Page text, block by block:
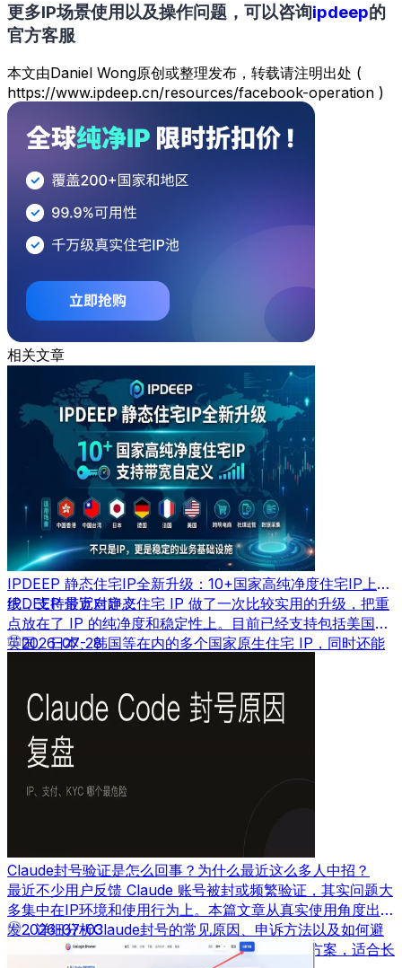
更多IP场景使用以及操作问题，可以咨询ipdeep的
官方客服
本文由Daniel Wong原创或整理发布，转载请注明出处 (
https://www.ipdeep.cn/resources/facebook-operation )
相关文章
IPDEEP 静态住宅IP全新升级：10+国家高纯净度住宅IP上
线，支持带宽自定义
IPDEEP 最近对静态住宅 IP 做了一次比较实用的升级，把重
点放在了 IP 的纯净度和稳定性上。目前已经支持包括美国、
英国、日本、韩国等在内的多个国家原生住宅 IP，同时还能
2026-07-28
Claude封号验证是怎么回事？为什么最近这么多人中招？
最近不少用户反馈 Claude 账号被封或频繁验证，其实问题大
多集中在IP环境和使用行为上。本篇文章从真实使用角度出
发，详细分析Claude封号的常见原因、申诉方法以及如何避
免再次被封，并结合实际经验给出可落地的解决方案，适合长
2026-07-03